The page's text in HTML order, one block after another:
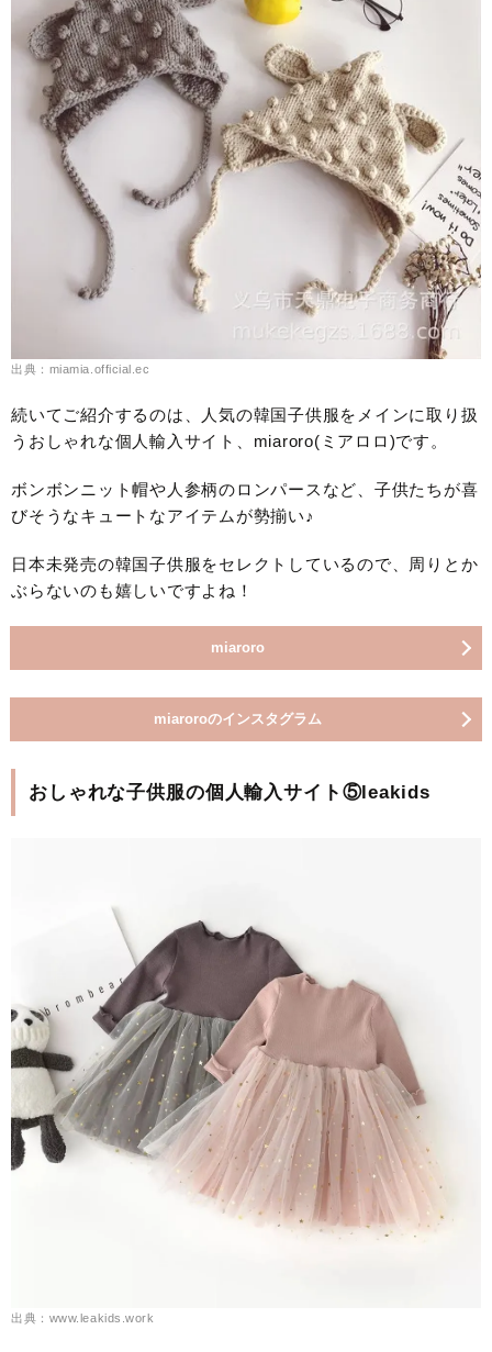
出典：miamia.official.ec
続いてご紹介するのは、人気の韓国子供服をメインに取り扱
うおしゃれな個人輸入サイト、miaroro(ミアロロ)です。
ボンボンニット帽や人参柄のロンパースなど、子供たちが喜
びそうなキュートなアイテムが勢揃い♪
日本未発売の韓国子供服をセレクトしているので、周りとか
ぶらないのも嬉しいですよね！
miaroro
miaroroのインスタグラム
おしゃれな子供服の個人輸入サイト⑤leakids
出典：www.leakids.work